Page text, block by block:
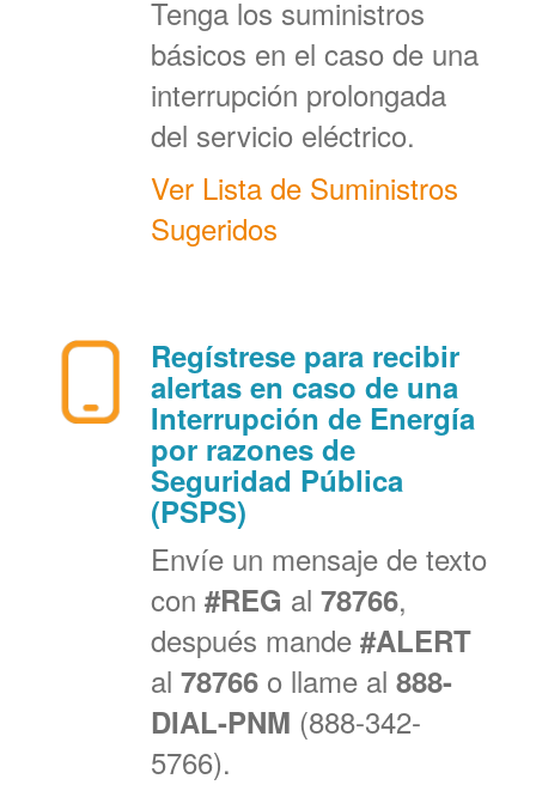
Tenga los suministros
básicos en el caso de una
interrupción prolongada
del servicio eléctrico.
Ver Lista de Suministros
Sugeridos
Regístrese para recibir
alertas en caso de una
Interrupción de Energía
por razones de
Seguridad Pública
(PSPS)
Envíe un mensaje de texto
con #REG al 78766,
después mande #ALERT
al 78766o llame al 888-
DIAL-PNM (888-342-
5766).